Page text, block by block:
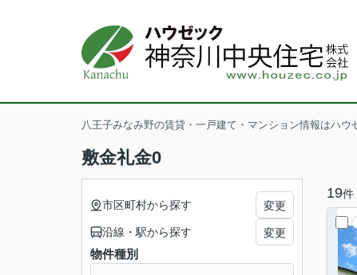
八王子みなみ野の賃貸・一戸建て・マンション情報はハウ
敷金礼金0
19件
市区町村から探す 変更
沿線・駅から探す 変更
物件種別